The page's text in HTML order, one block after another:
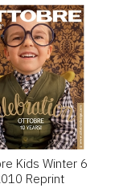
Kids Winter 6
Reprint